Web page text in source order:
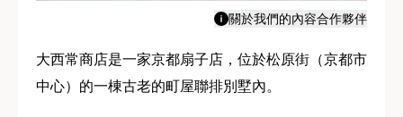
關於我們的內容合作夥伴
大西常商店是一家京都扇子店，位於松原街（京都市
中心）的一棟古老的町屋聯排別墅內。